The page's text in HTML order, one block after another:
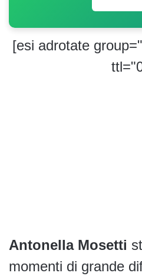
[esi adrotate
Antonella Mosetti
momenti di grande